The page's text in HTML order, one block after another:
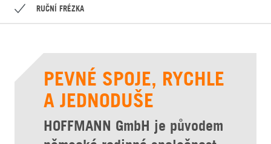
RUČNÍ FRÉZKA
PEVNÉ SPOJE, RYCHLE
A JEDNODUŠE
HOFFMANN GmbH je původem